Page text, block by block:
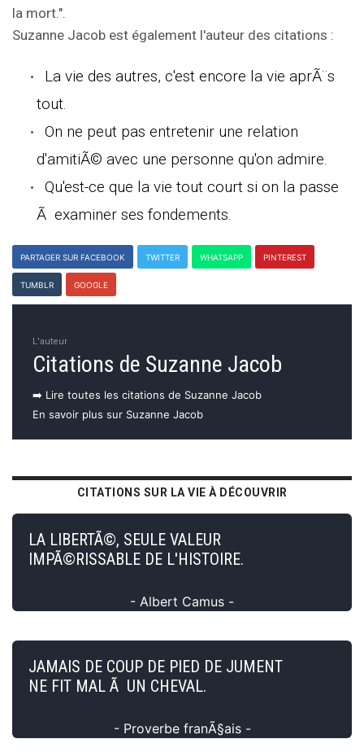
la mort.".
Suzanne Jacob est également l'auteur des citations :
La vie des autres, c'est encore la vie aprÃ¨s
tout.
On ne peut pas entretenir une relation
d'amitiÃ© avec une personne qu'on admire.
Qu'est-ce que la vie tout court si on la passe
Ã examiner ses fondements.
PARTAGER SUR FACEBOOK TWITTER WHATSAPP PINTEREST
TUMBLR GOOGLE
L'auteur
Citations de Suzanne Jacob
➡️ Lire toutes les citations de Suzanne Jacob
En savoir plus sur Suzanne Jacob
CITATIONS SUR LA VIE À DÉCOUVRIR
LA LIBERTÃ©, SEULE VALEUR
IMPÃ©RISSABLE DE L'HISTOIRE.
- Albert Camus -
JAMAIS DE COUP DE PIED DE JUMENT
NE FIT MAL Ã UN CHEVAL.
- Proverbe franÃ§ais -